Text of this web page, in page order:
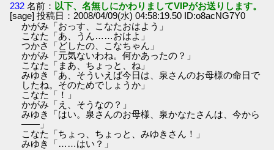
232 名前： 以下、名無しにかわりましてVIPがお送りします。
[sage] 投稿日：2008/04/09(水) 04:58:19.50 ID:o8acNG7Y0
かがみ「おっす、こなたおはよう」
こなた「あ、うん……おはよ」
つかさ「どしたの、こなちゃん」
かがみ「元気ないわね。何かあったの？」
こなた「まあ、ちょっと、ね」
みゆき「あ、そういえば今日は、泉さんのお母様の命日で
したね。そのためでしょうか」
こなた「！」
かがみ「え、そうなの？」
みゆき「はい。泉さんのお母様、泉かなたさんは、今から
――」
こなた「ちょっ、ちょっと、みゆきさん！」
みゆき「……はい？」